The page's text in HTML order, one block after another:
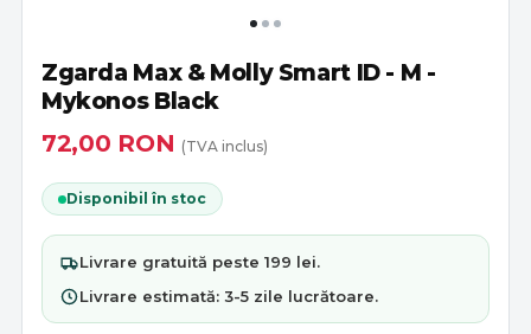
Zgarda Max & Molly Smart ID - M -
Mykonos Black
72,00 RON (TVA inclus)
Disponibil în stoc
Livrare gratuită peste 199 lei.
Livrare estimată: 3-5 zile lucrătoare.